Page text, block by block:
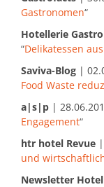
Gastronomen“
Hotellerie
“Delikatessen
Saviva-Blog |
Food Waste
a|s|p |
Engagement“
htr hotel Revue
und
Newsletter